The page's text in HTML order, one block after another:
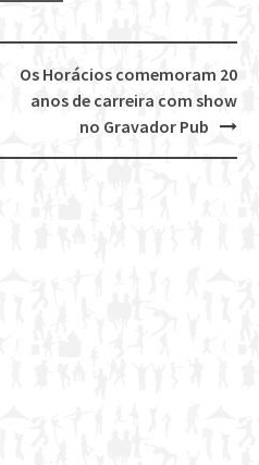
Os Horácios comemoram 20
anos de carreira com show
no Gravador Pub